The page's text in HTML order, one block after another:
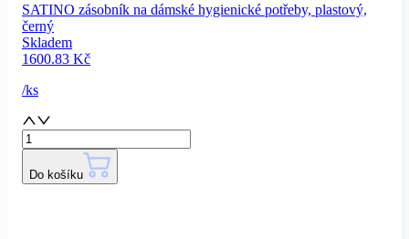
SATINO zásobník na dámské hygienické potřeby, plastový,
černý
Skladem
1600.83 Kč
/ks
Do košíku